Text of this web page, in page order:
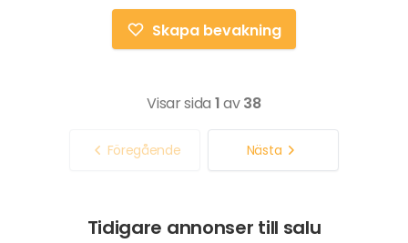
Skapa bevakning
Visar sida 1av38
Föregående Nästa
Tidigare annonser till salu